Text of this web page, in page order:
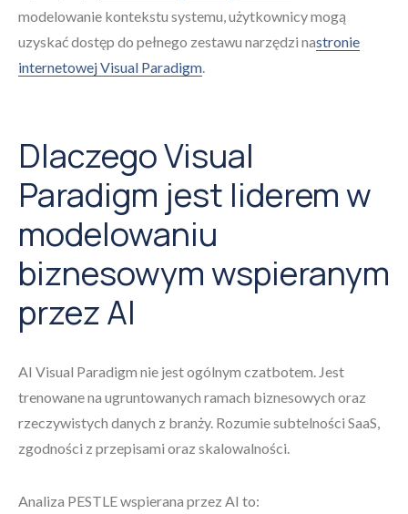
modelowanie kontekstu systemu, użytkownicy mogą
uzyskać dostęp do pełnego zestawu narzędzi nastronie
internetowej Visual Paradigm.
Dlaczego Visual
Paradigm jest liderem w
modelowaniu
biznesowym wspieranym
przez AI
AI Visual Paradigm nie jest ogólnym czatbotem. Jest
trenowane na ugruntowanych ramach biznesowych oraz
rzeczywistych danych z branży. Rozumie subtelności SaaS,
zgodności z przepisami oraz skalowalności.
Analiza PESTLE wspierana przez AI to: